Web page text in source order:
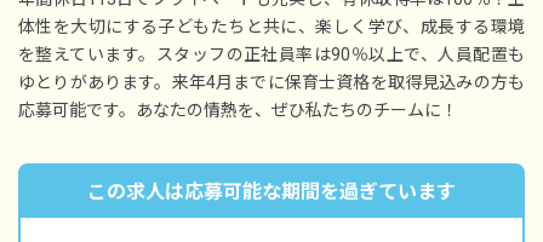
あり
昇給年2回（1月／7月）昨年実績：122％／年
※各個人ごとに半年後の目標を設定し、自己評
価と責任者評価をもとに昇給
23歳／入社1年目／年収264万円
25歳／入社3年目／年収313万円
※年間休日113日（有休は別途付与）
※お子さまの体調不良や行事による遅刻・早
退・欠勤の相談可
体性を大切にする子どもたちと共に、楽しく学び、成長する環境
を整えています。スタッフの正社員率は90％以上で、人員配置も
ゆとりがあります。来年4月までに保育士資格を取得見込みの方も
応募可能です。あなたの情熱を、ぜひ私たちのチームに！
この求人は応募可能な期間を過ぎています